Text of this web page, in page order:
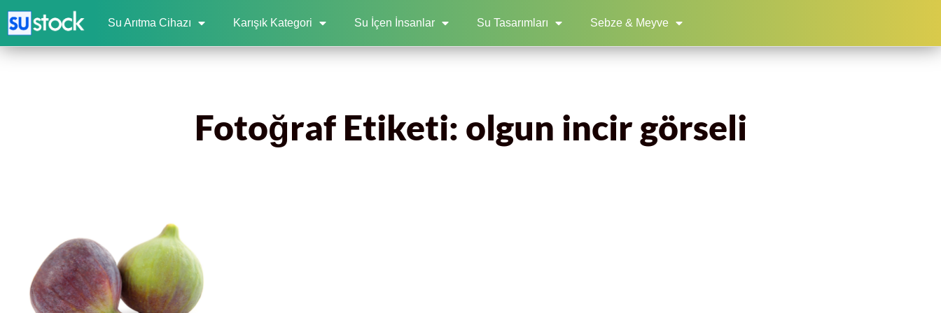
Su Arıtma Cihazı Karışık Kategori Su İçen İnsanlar Su Tasarımları Sebze & Meyve
Fotoğraf Etiketi: olgun incir görseli